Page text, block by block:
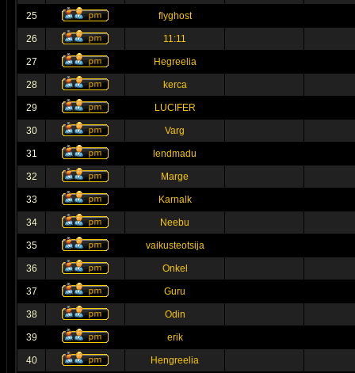
25 flyghost
26 11:11
27 Hegreelia
28 kerca
29 LUCIFER
30 Varg
31 lendmadu
32 Marge
33 Karnalk
34 Neebu
35 vaikusteotsija
36 Onkel
37 Guru
38 Odin
39 erik
40 Hengreelia